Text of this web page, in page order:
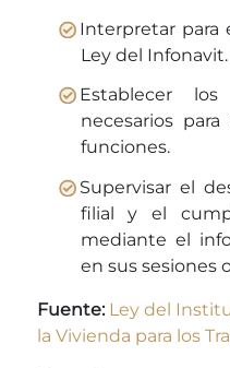
Interpretar para
Ley del Infonavit.
Establecer
necesarios
funciones.
Supervisar el
filial y el
mediante el
en sus sesiones
Fuente: Ley del
la Vivienda para los